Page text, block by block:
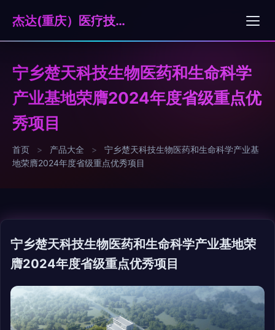
杰达(重庆）医疗技术服务有限公司
宁乡楚天科技生物医药和生命科学
产业基地荣膺2024年度省级重点优
秀项目
首页 > 产品大全 >
宁乡楚天科技生物医药和生命科学产业基
地荣膺2024年度省级重点优秀项目
宁乡楚天科技生物医药和生命科学产业基地荣
膺2024年度省级重点优秀项目